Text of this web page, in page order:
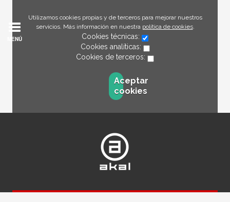
Utilizamos cookies propias y de terceros para mejorar nuestros
servicios. Más información en nuestra política de cookies.
Cookies técnicas:
Cookies analíticas:
Cookies de terceros:
Aceptar
cookies
MENÚ